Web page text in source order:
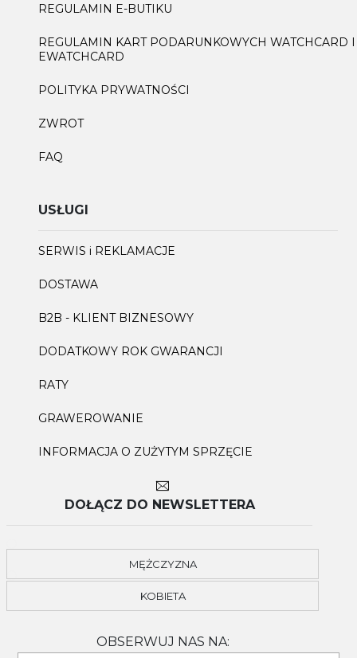
REGULAMIN E-BUTIKU
REGULAMIN KART PODARUNKOWYCH WATCHCARD I
EWATCHCARD
POLITYKA PRYWATNOŚCI
ZWROT
FAQ
USŁUGI
SERWIS i REKLAMACJE
DOSTAWA
B2B - KLIENT BIZNESOWY
DODATKOWY ROK GWARANCJI
RATY
GRAWEROWANIE
INFORMACJA O ZUŻYTYM SPRZĘCIE
DOŁĄCZ DO NEWSLETTERA
MĘŻCZYZNA
KOBIETA
OBSERWUJ NAS NA: